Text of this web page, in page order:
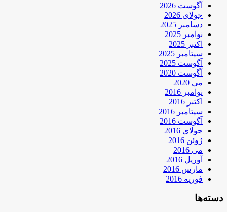
آگوست 2026
جولای 2026
دسامبر 2025
نوامبر 2025
اکتبر 2025
سپتامبر 2025
آگوست 2025
آگوست 2020
می 2020
نوامبر 2016
اکتبر 2016
سپتامبر 2016
آگوست 2016
جولای 2016
ژوئن 2016
می 2016
آوریل 2016
مارس 2016
فوریه 2016
دسته‌ها